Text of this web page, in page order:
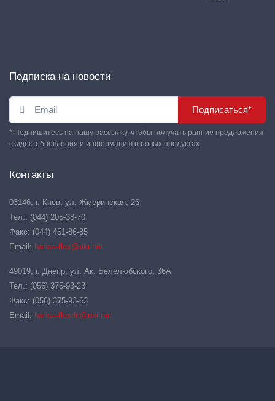
Подписка на новости
Подписаться*
* Подпишитесь на нашу рассылку, чтобы получать ранние предложения
скидок, обновления и информацию о новых продуктах.
Контакты
03146, г. Киев, ул. Жмеринская, 26
Тел.: (044) 205-38-70
Факс: (044) 451-86-85
Email: hansa-flex@ukr.net
49019, г. Днепр, ул. Ак. Белелюбского, 36А
Тел.: (056) 375-93-23
Факс: (056) 375-93-63
Email: hansa-flexdn@ukr.net